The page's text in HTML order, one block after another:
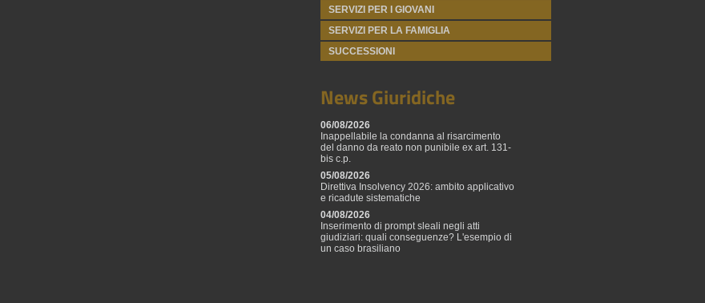
SERVIZI PER I GIOVANI
SERVIZI PER LA FAMIGLIA
SUCCESSIONI
News Giuridiche
06/08/2026
Inappellabile la condanna al risarcimento
del danno da reato non punibile ex art. 131-
bis c.p.
05/08/2026
Direttiva Insolvency 2026: ambito applicativo
e ricadute sistematiche
04/08/2026
Inserimento di prompt sleali negli atti
giudiziari: quali conseguenze? L'esempio di
un caso brasiliano